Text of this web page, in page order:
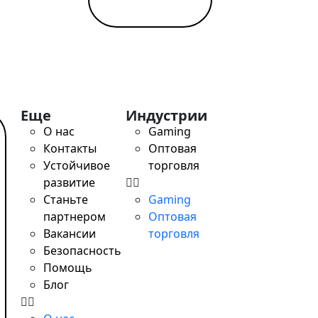
Еще
О нас
Контакты
Устойчивое
развитие
Станьте
партнером
Вакансии
Безопасность
Помощь
Блог
Индустрии
Gaming
Оптовая
торговля
Gaming
Оптовая
торговля
/ SWIFT, выгодный обмен, удалённое открытие за